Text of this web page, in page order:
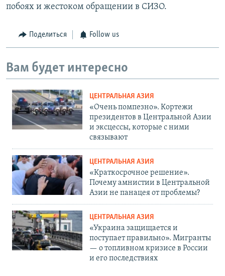
побоях и жестоком обращении в СИЗО.
Поделиться Follow us
Вам будет интересно
ЦЕНТРАЛЬНАЯ АЗИЯ
«Очень помпезно». Кортежи
президентов в Центральной Азии
и эксцессы, которые с ними
связывают
ЦЕНТРАЛЬНАЯ АЗИЯ
«Краткосрочное решение».
Почему амнистии в Центральной
Азии не панацея от проблемы?
ЦЕНТРАЛЬНАЯ АЗИЯ
«Украина защищается и
поступает правильно». Мигранты
— о топливном кризисе в России
и его последствиях